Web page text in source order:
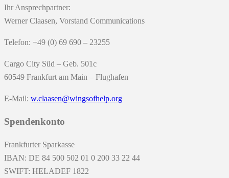
Ihr Ansprechpartner:
Werner Claasen, Vorstand Communications
Telefon: +49 (0) 69 690 – 23255
Cargo City Süd – Geb. 501c
60549 Frankfurt am Main – Flughafen
E-Mail: w.claasen@wingsofhelp.org
Spendenkonto
Frankfurter Sparkasse
IBAN: DE 84 500 502 01 0 200 33 22 44
SWIFT: HELADEF 1822